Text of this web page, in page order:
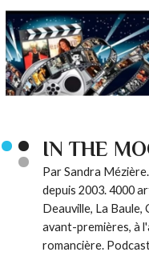
IN THE
Par Sandra
depuis 2003. 4000
Deauville, La Baule,
avant-premières, à
romancière.